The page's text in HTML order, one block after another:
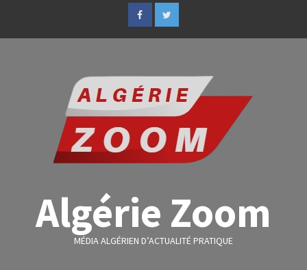
Algérie Zoom
MÉDIA ALGÉRIEN D’ACTUALITÉ PRATIQUE